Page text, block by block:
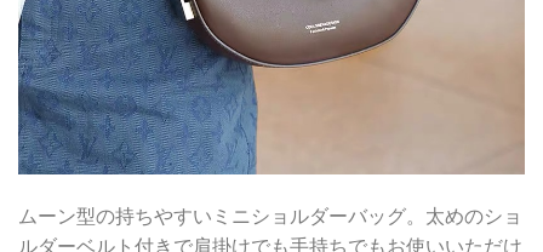
ムーン型の持ちやすいミニショルダーバッグ。太めのショ
ルダーベルト付きで肩掛けでも手持ちでもお使いいただけ